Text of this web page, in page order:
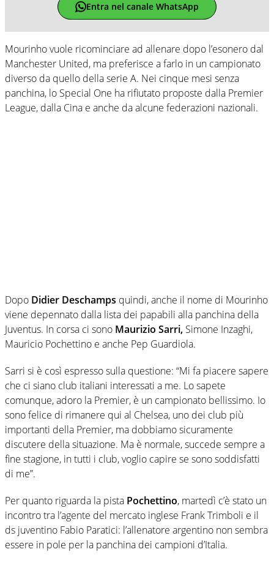
Entra nel canale WhatsApp
Mourinho vuole ricominciare ad allenare dopo l’esonero dal
Manchester United, ma preferisce a farlo in un campionato
diverso da quello della serie A. Nei cinque mesi senza
panchina, lo Special One ha rifiutato proposte dalla Premier
League, dalla Cina e anche da alcune federazioni nazionali.
Dopo Didier Deschamps quindi, anche il nome di Mourinho
viene depennato dalla lista dei papabili alla panchina della
Juventus. In corsa ci sono Maurizio Sarri, Simone Inzaghi,
Mauricio Pochettino e anche Pep Guardiola.
Sarri si è così espresso sulla questione: “Mi fa piacere sapere
che ci siano club italiani interessati a me. Lo sapete
comunque, adoro la Premier, è un campionato bellissimo. Io
sono felice di rimanere qui al Chelsea, uno dei club più
importanti della Premier, ma dobbiamo sicuramente
discutere della situazione. Ma è normale, succede sempre a
fine stagione, in tutti i club, voglio capire se sono soddisfatti
di me”.
Per quanto riguarda la pista Pochettino, martedì c’è stato un
incontro tra l’agente del mercato inglese Frank Trimboli e il
ds juventino Fabio Paratici: l’allenatore argentino non sembra
essere in pole per la panchina dei campioni d’Italia.